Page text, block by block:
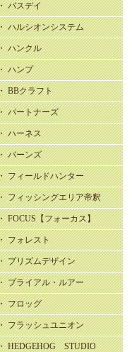
・ バスデイ
・ ハルシオンシステム
・ ハンクル
・ ハンプ
・ BBクラフト
・ パートナーズ
・ ハーネス
・ バーンズ
・ フィールドハンター
・ フィッシングエリア帝釈
・ FOCUS【フォーカス】
・ フォレスト
・ プリズムデザイン
・ プライアル・ルアー
・ フロッグ
・ フラッシュユニオン
・ HEDGEHOG STUDIO